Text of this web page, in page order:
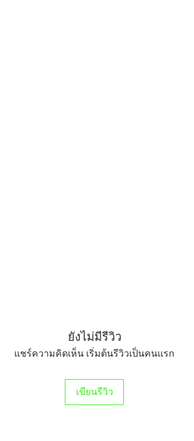
ยังไม่มีรีวิว
แชร์ความคิดเห็น เริ่มต้นรีวิวเป็นคนแรก
เขียนรีวิว